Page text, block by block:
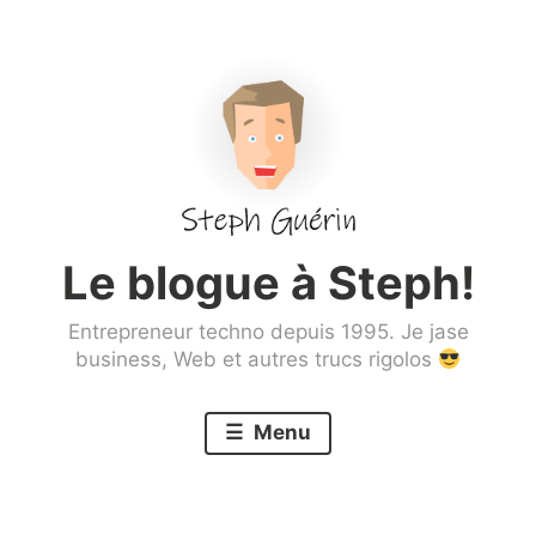
Le blogue à Steph!
Entrepreneur techno depuis 1995. Je jase
business, Web et autres trucs rigolos
Menu